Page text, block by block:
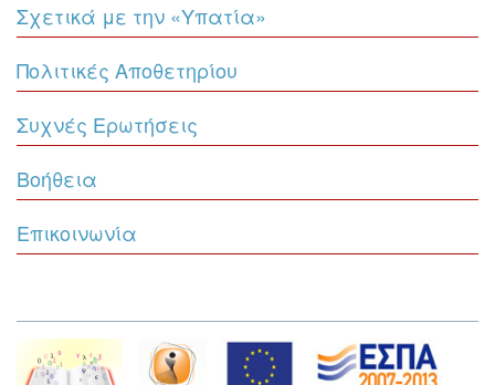
Σχετικά με την «Υπατία»
Πολιτικές Αποθετηρίου
Συχνές Ερωτήσεις
Βοήθεια
Επικοινωνία